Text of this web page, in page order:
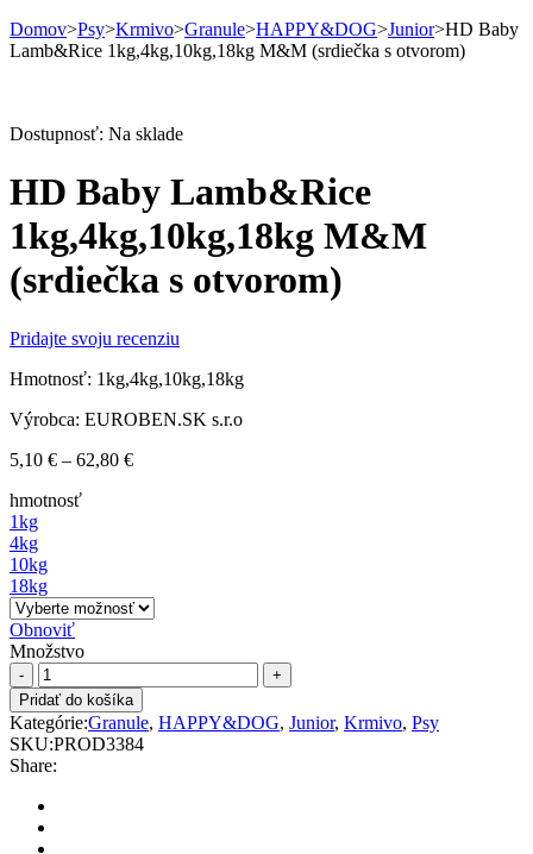
Domov>Psy>Krmivo>Granule>HAPPY&DOG>Junior>HD Baby
Lamb&Rice 1kg,4kg,10kg,18kg M&M (srdiečka s otvorom)
Dostupnosť: Na sklade
HD Baby Lamb&Rice
1kg,4kg,10kg,18kg M&M
(srdiečka s otvorom)
Pridajte svoju recenziu
Hmotnosť: 1kg,4kg,10kg,18kg
Výrobca: EUROBEN.SK s.r.o
5,10 € – 62,80 €Price
hmotnosť
1kg
4kg
10kg
18kg
Obnoviť
Množstvo
HD
Baby
Lamb&Rice
1kg,4kg,10kg,18kg
M&M
(srdiečka
s
otvorom)
quantity
Pridať do košíka
Kategórie:Granule, HAPPY&DOG, Junior, Krmivo, Psy
SKU:PROD3384
Share: